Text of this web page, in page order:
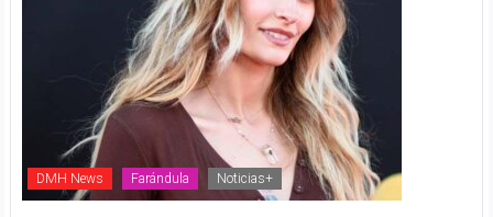
DMH News Farándula Noticias+